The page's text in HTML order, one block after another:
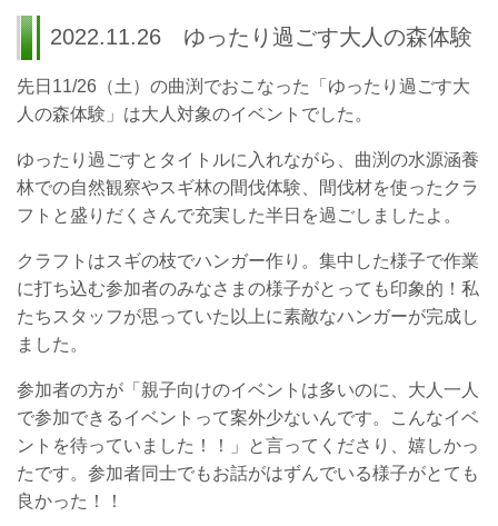
2022.11.26 ゆったり過ごす大人の森体験
先日11/26（土）の曲渕でおこなった「ゆったり過ごす大
人の森体験」は大人対象のイベントでした。
ゆったり過ごすとタイトルに入れながら、曲渕の水源涵養
林での自然観察やスギ林の間伐体験、間伐材を使ったクラ
フトと盛りだくさんで充実した半日を過ごしましたよ。
クラフトはスギの枝でハンガー作り。集中した様子で作業
に打ち込む参加者のみなさまの様子がとっても印象的！私
たちスタッフが思っていた以上に素敵なハンガーが完成し
ました。
参加者の方が「親子向けのイベントは多いのに、大人一人
で参加できるイベントって案外少ないんです。こんなイベ
ントを待っていました！！」と言ってくださり、嬉しかっ
たです。参加者同士でもお話がはずんでいる様子がとても
良かった！！